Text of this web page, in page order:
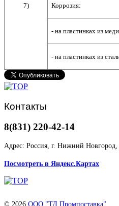
7) Коррозия:
- на пластинках из меди
- на пластинках из
Контакты
8(831) 220-42-14
Адрес: Россия, г. Нижний Новгород,
Посмотреть в Яндекс.Картах
© 2026 ООО "ТД Промпоставка"